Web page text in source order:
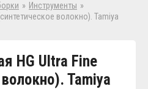
» Инструменты »
волокно). Tamiya
HG Ultra Fine
Tamiya